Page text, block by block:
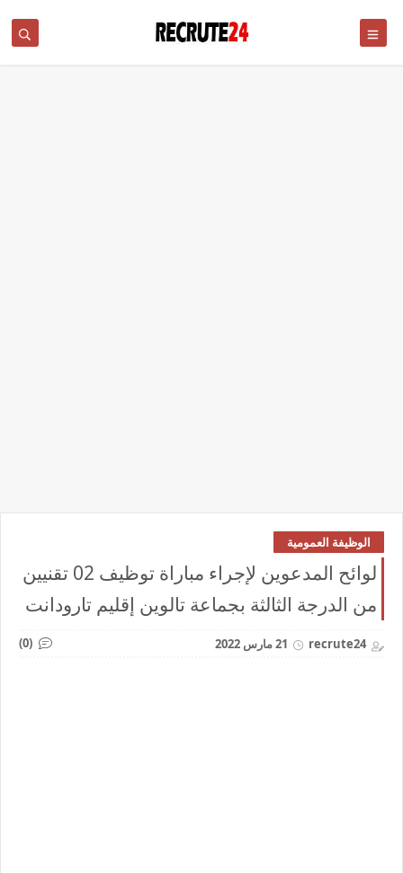
الوظيفة العمومية
لوائح المدعوين لإجراء مباراة توظيف 02 تقنيين
من الدرجة الثالثة بجماعة تالوين إقليم تارودانت
recrute24 21 مارس 2022 (0)